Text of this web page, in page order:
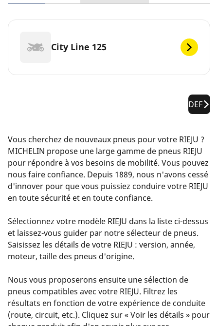
City Line 125
DEF
Vous cherchez de nouveaux pneus pour votre RIEJU ?
MICHELIN propose une large gamme de pneus RIEJU
pour répondre à vos besoins de mobilité. Vous pouvez
nous faire confiance. Depuis 1889, nous n'avons cessé
d'innover pour que vous puissiez conduire votre RIEJU
en toute sécurité et en toute confiance.
Sélectionnez votre modèle RIEJU dans la liste ci-dessus
et laissez-vous guider par notre sélecteur de pneus.
Saisissez les détails de votre RIEJU : version, année,
moteur, taille des pneus d'origine.
Nous vous proposerons ensuite une sélection de
pneus compatibles avec votre RIEJU. Filtrez les
résultats en fonction de votre expérience de conduite
(route, circuit, etc.). Cliquez sur « Voir les détails » pour